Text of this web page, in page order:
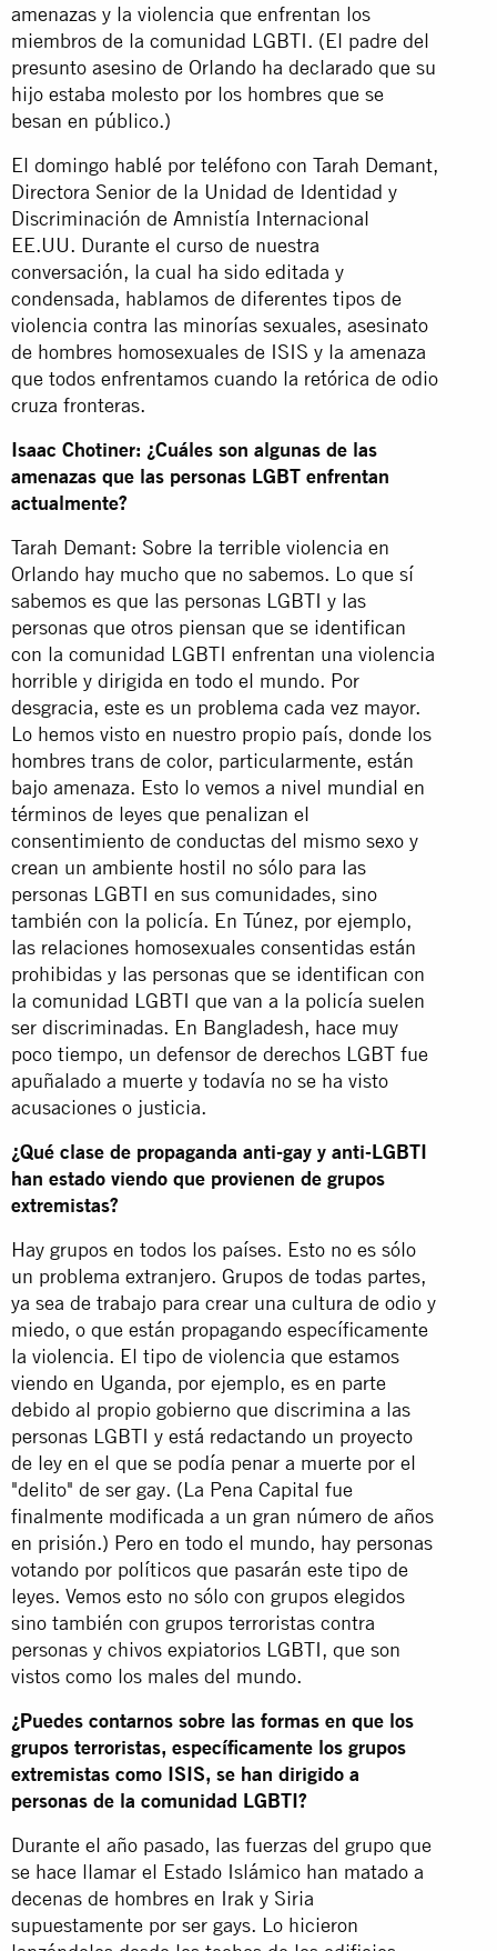
amenazas y la violencia que enfrentan los
miembros de la comunidad LGBTI. (El padre del
presunto asesino de Orlando ha declarado que su
hijo estaba molesto por los hombres que se
besan en público.)
El domingo hablé por teléfono con Tarah Demant,
Directora Senior de la Unidad de Identidad y
Discriminación de Amnistía Internacional
EE.UU. Durante el curso de nuestra
conversación, la cual ha sido editada y
condensada, hablamos de diferentes tipos de
violencia contra las minorías sexuales, asesinato
de hombres homosexuales de ISIS y la amenaza
que todos enfrentamos cuando la retórica de odio
cruza fronteras.
Isaac Chotiner: ¿Cuáles son algunas de las
amenazas que las personas LGBT enfrentan
actualmente?
Tarah Demant: Sobre la terrible violencia en
Orlando hay mucho que no sabemos. Lo que sí
sabemos es que las personas LGBTI y las
personas que otros piensan que se identifican
con la comunidad LGBTI enfrentan una violencia
horrible y dirigida en todo el mundo. Por
desgracia, este es un problema cada vez mayor.
Lo hemos visto en nuestro propio país, donde los
hombres trans de color, particularmente, están
bajo amenaza. Esto lo vemos a nivel mundial en
términos de leyes que penalizan el
consentimiento de conductas del mismo sexo y
crean un ambiente hostil no sólo para las
personas LGBTI en sus comunidades, sino
también con la policía. En Túnez, por ejemplo,
las relaciones homosexuales consentidas están
prohibidas y las personas que se identifican con
la comunidad LGBTI que van a la policía suelen
ser discriminadas. En Bangladesh, hace muy
poco tiempo, un defensor de derechos LGBT fue
apuñalado a muerte y todavía no se ha visto
acusaciones o justicia.
¿Qué clase de propaganda anti-gay y anti-LGBTI
han estado viendo que provienen de grupos
extremistas?
Hay grupos en todos los países. Esto no es sólo
un problema extranjero. Grupos de todas partes,
ya sea de trabajo para crear una cultura de odio y
miedo, o que están propagando específicamente
la violencia. El tipo de violencia que estamos
viendo en Uganda, por ejemplo, es en parte
debido al propio gobierno que discrimina a las
personas LGBTI y está redactando un proyecto
de ley en el que se podía penar a muerte por el
"delito" de ser gay. (La Pena Capital fue
finalmente modificada a un gran número de años
en prisión.) Pero en todo el mundo, hay personas
votando por políticos que pasarán este tipo de
leyes. Vemos esto no sólo con grupos elegidos
sino también con grupos terroristas contra
personas y chivos expiatorios LGBTI, que son
vistos como los males del mundo.
¿Puedes contarnos sobre las formas en que los
grupos terroristas, específicamente los grupos
extremistas como ISIS, se han dirigido a
personas de la comunidad LGBTI?
Durante el año pasado, las fuerzas del grupo que
se hace llamar el Estado Islámico han matado a
decenas de hombres en Irak y Siria
supuestamente por ser gays. Lo hicieron